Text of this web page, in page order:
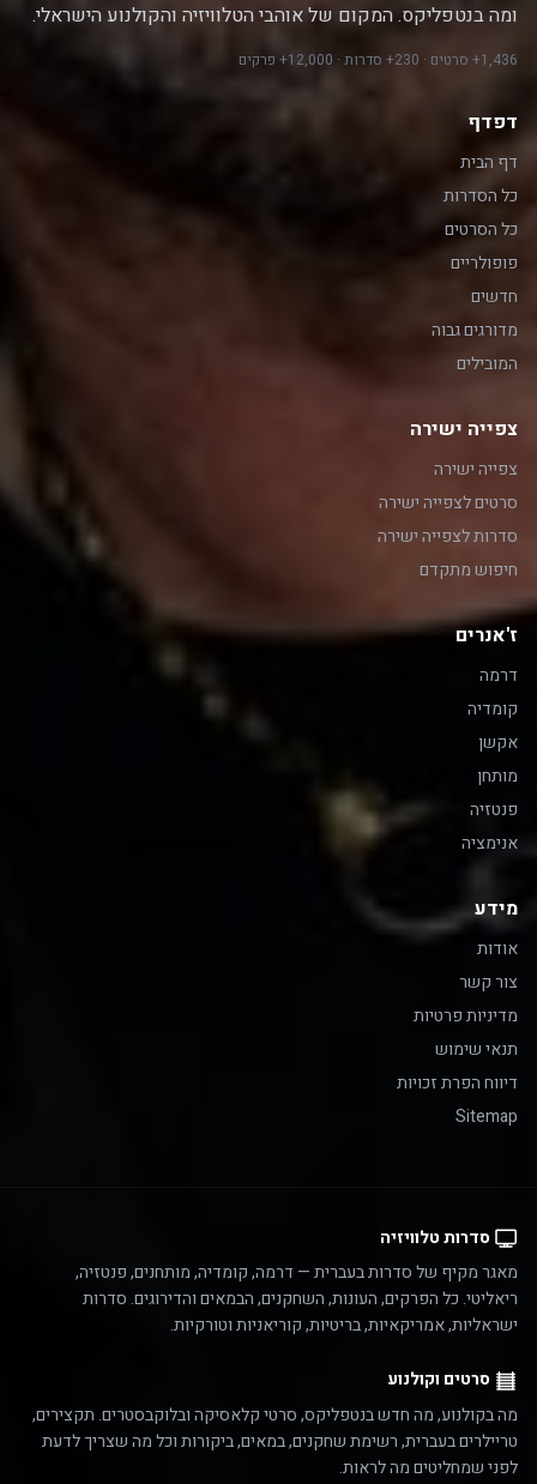
ומה בנטפליקס. המקום של אוהבי הטלוויזיה והקולנוע הישראלי.
1,436+ סרטים · 230+ סדרות · 12,000+ פרקים
דפדף
דף הבית
כל הסדרות
כל הסרטים
פופולריים
חדשים
מדורגים גבוה
המובילים
צפייה ישירה
צפייה ישירה
סרטים לצפייה ישירה
סדרות לצפייה ישירה
חיפוש מתקדם
ז'אנרים
דרמה
קומדיה
אקשן
מותחן
פנטזיה
אנימציה
מידע
אודות
צור קשר
מדיניות פרטיות
תנאי שימוש
דיווח הפרת זכויות
Sitemap
סדרות טלוויזיה
מאגר מקיף של סדרות בעברית — דרמה, קומדיה, מותחנים, פנטזיה,
ריאליטי. כל הפרקים, העונות, השחקנים, הבמאים והדירוגים. סדרות
ישראליות, אמריקאיות, בריטיות, קוריאניות וטורקיות.
סרטים וקולנוע
מה בקולנוע, מה חדש בנטפליקס, סרטי קלאסיקה ובלוקבסטרים. תקצירים,
טריילרים בעברית, רשימת שחקנים, במאים, ביקורות וכל מה שצריך לדעת
לפני שמחליטים מה לראות.